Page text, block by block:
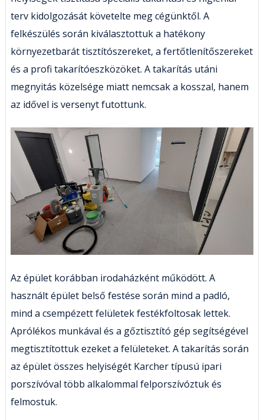
terv kidolgozását követelte meg cégünktől. A
felkészülés során kiválasztottuk a hatékony
környezetbarát tisztítószereket, a fertőtlenítőszereket
és a profi takarítóeszközöket. A takarítás utáni
megnyitás közelsége miatt nemcsak a kosszal, hanem
az idővel is versenyt futottunk.
Az épület korábban irodaházként működött. A
használt épület belső festése során mind a padló,
mind a csempézett felületek festékfoltosak lettek.
Aprólékos munkával és a gőztisztító gép segítségével
megtisztítottuk ezeket a felületeket. A takarítás során
az épület összes helyiségét Karcher típusú ipari
porszívóval több alkalommal felporszívóztuk és
felmostuk.